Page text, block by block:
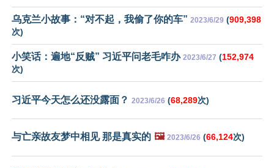
乌克兰小故事：“对不起，我偷了你的车” 2023/6/29 (909,398
次)
小笑话：遍地“反贼” 习近平问老毛咋办 2023/6/27 (152,974
次)
习近平今天怎么还没露面？ 2023/6/26 (68,289次)
与亡亲故友梦中相见 那是真实的 🖼️ 2023/6/26 (66,124次)